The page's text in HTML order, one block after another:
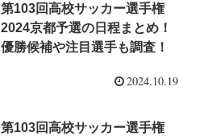
第103回高校サッカー選手権
2024京都予選の日程まとめ！
優勝候補や注目選手も調査！
2024.10.19
第103回高校サッカー選手権